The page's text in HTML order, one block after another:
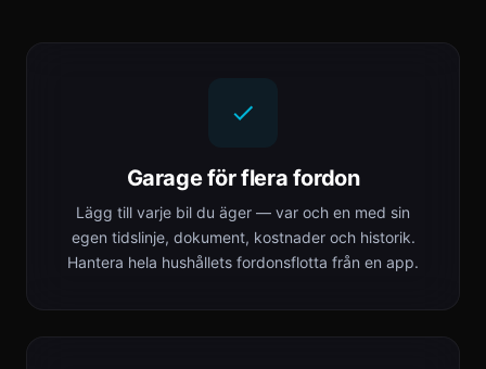
Garage för flera fordon
Lägg till varje bil du äger — var och en med sin
egen tidslinje, dokument, kostnader och historik.
Hantera hela hushållets fordonsflotta från en app.